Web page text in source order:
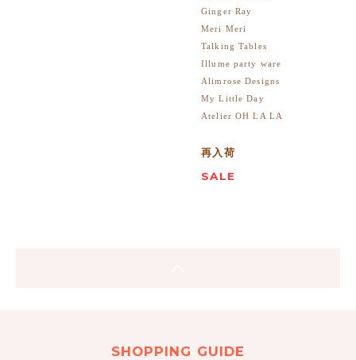
Ginger Ray
Meri Meri
Talking Tables
Illume party ware
Alimrose Designs
My Little Day
Atelier OH LA LA
再入荷
SALE
SHOPPING GUIDE